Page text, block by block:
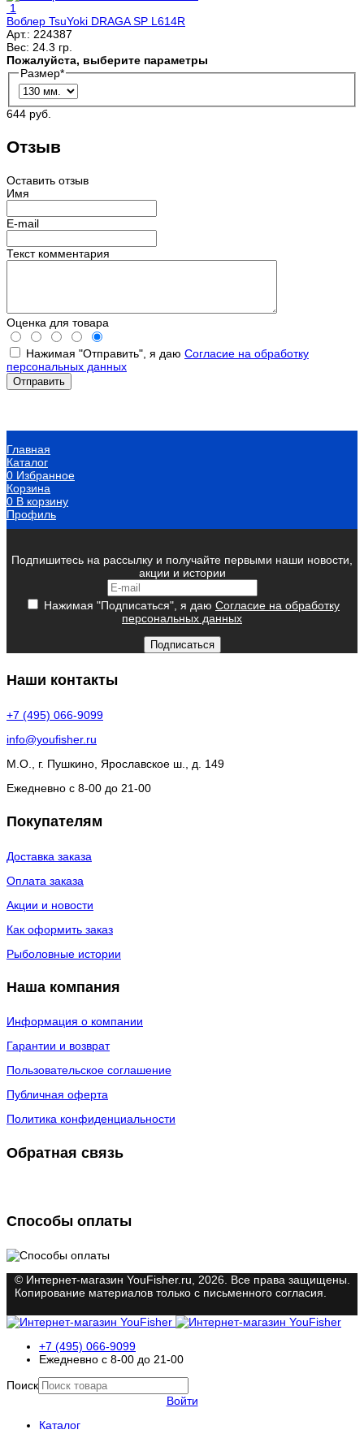
1
Воблер TsuYoki DRAGA SP L614R
Арт.: 224387
Вес: 24.3 гр.
Пожалуйста, выберите параметры
Размер*
644 руб.
Отзыв
Оставить отзыв
Имя
E-mail
Текст комментария
Оценка для товара
Нажимая "Отправить", я даю Согласие на обработку
персональных данных
Главная
Каталог
0 Избранное
Корзина
0 В корзину
Профиль
Подпишитесь на рассылку и получайте первыми наши новости,
акции и истории
Нажимая "Подписаться", я даю Согласие на обработку
персональных данных
Подписаться
Наши контакты
+7 (495) 066-9099
info@youfisher.ru
М.О., г. Пушкино, Ярославское ш., д. 149
Ежедневно с 8-00 до 21-00
Покупателям
Доставка заказа
Оплата заказа
Акции и новости
Как оформить заказ
Рыболовные истории
Наша компания
Информация о компании
Гарантии и возврат
Пользовательское соглашение
Публичная оферта
Политика конфиденциальности
Обратная связь
Способы оплаты
© Интернет-магазин YouFisher.ru, 2026. Все права защищены.
Копирование материалов только с письменного согласия.
+7 (495) 066-9099
Ежедневно с 8-00 до 21-00
Поиск
Войти
Каталог